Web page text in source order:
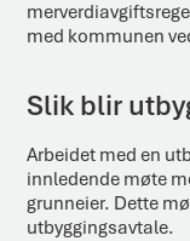
med kommunen
Slik blir
Arbeidet med en
innledende møte
grunneier. Dette
utbyggingsavtale.